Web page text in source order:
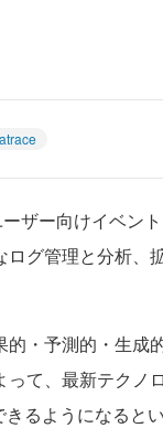
ザー向けイベン
グ管理と分析、
・予測的・生成
て、最新テクノ
るようになるとい